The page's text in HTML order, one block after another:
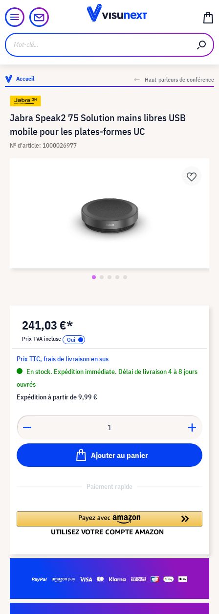
Accueil Haut-parleurs de conférence
Jabra Speak2 75 Solution mains libres USB
mobile pour les plates-formes UC
N° d'article: 1000026977
241,03 €*
Prix TVA incluse
Prix TTC, frais de livraison en sus
En stock. Expédition immédiate. Délai de livraison 4 à 8 jours
ouvrés
Expédition à partir de9,99 €
Ajouter au panier
Paiement rapide